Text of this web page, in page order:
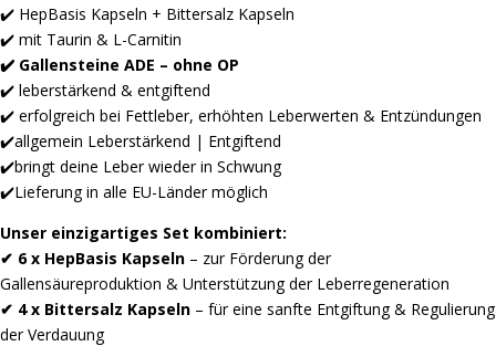
✔️ HepBasis Kapseln + Bittersalz Kapseln
✔️ mit Taurin & L-Carnitin
✔️ Gallensteine ADE – ohne OP
✔️ leberstärkend & entgiftend
✔️ erfolgreich bei Fettleber, erhöhten Leberwerten & Entzündungen
✔️allgemein Leberstärkend | Entgiftend
✔️bringt deine Leber wieder in Schwung
✔️Lieferung in alle EU-Länder möglich
Unser einzigartiges Set kombiniert:
✔ 6 x HepBasis Kapseln – zur Förderung der
Gallensäureproduktion & Unterstützung der Leberregeneration
✔ 4 x Bittersalz Kapseln – für eine sanfte Entgiftung & Regulierung
der Verdauung